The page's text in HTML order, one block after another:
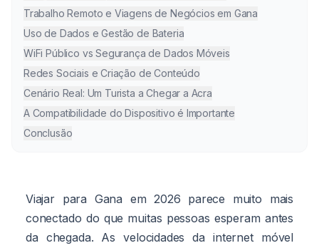
Trabalho Remoto e Viagens de Negócios em Gana
Uso de Dados e Gestão de Bateria
WiFi Público vs Segurança de Dados Móveis
Redes Sociais e Criação de Conteúdo
Cenário Real: Um Turista a Chegar a Acra
A Compatibilidade do Dispositivo é Importante
Conclusão
Viajar para Gana em 2026 parece muito mais
conectado do que muitas pessoas esperam antes
da chegada. As velocidades da internet móvel